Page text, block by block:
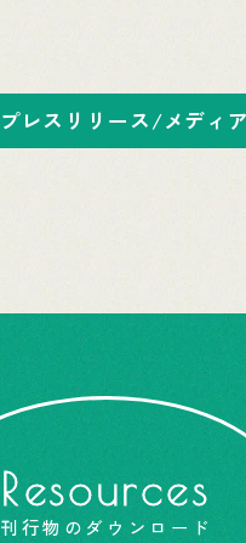
プレスリリース/メディ
Resources
刊行物のダウンロード